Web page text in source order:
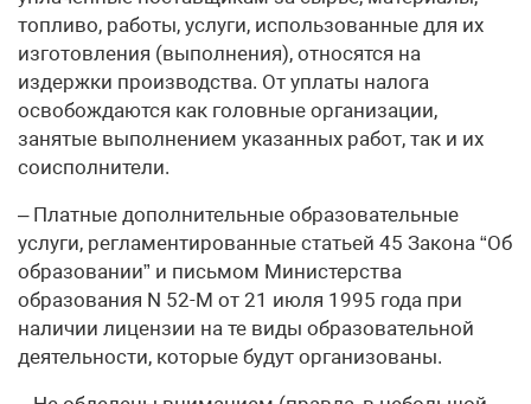
топливо, работы, услуги, использованные для их
изготовления (выполнения), относятся на
издержки производства. От уплаты налога
освобождаются как головные организации,
занятые выполнением указанных работ, так и их
соисполнители.
– Платные дополнительные образовательные
услуги, регламентированные статьей 45 Закона “Об
образовании” и письмом Министерства
образования N 52-М от 21 июля 1995 года при
наличии лицензии на те виды образовательной
деятельности, которые будут организованы.